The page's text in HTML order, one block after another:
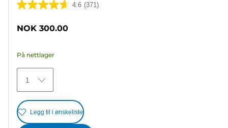
4.6 (371)
4.6
5
371
omtaler
NOK 300.00
På nettlager
1
Legg til i ønskeliste